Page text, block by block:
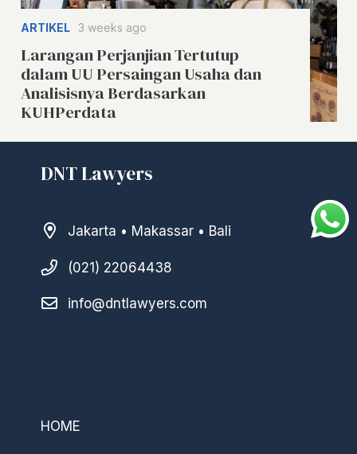
ARTIKEL 3 weeks ago
Larangan Perjanjian Tertutup
dalam UU Persaingan Usaha dan
Analisisnya Berdasarkan
KUHPerdata
DNT Lawyers
Jakarta • Makassar • Bali
(021) 22064438
info@dntlawyers.com
HOME